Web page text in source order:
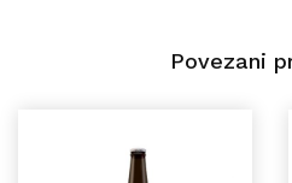
Povezani